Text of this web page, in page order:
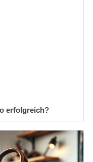
erfolgreich?